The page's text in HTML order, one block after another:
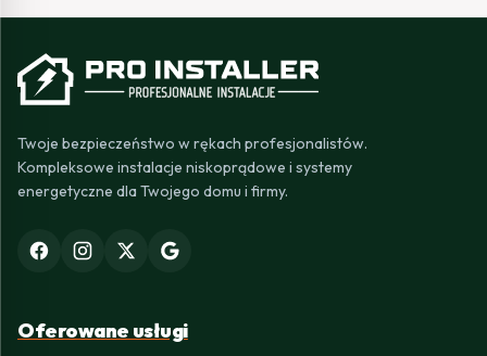
Twoje bezpieczeństwo w rękach profesjonalistów.
Kompleksowe instalacje niskoprądowe i systemy
energetyczne dla Twojego domu i firmy.
Oferowane usługi